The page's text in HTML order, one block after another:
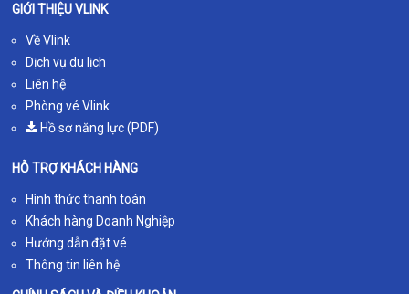
GIỚI THIỆU VLINK
Về Vlink
Dịch vụ du lịch
Liên hệ
Phòng vé Vlink
Hồ sơ năng lực (PDF)
HỖ TRỢ KHÁCH HÀNG
Hình thức thanh toán
Khách hàng Doanh Nghiệp
Hướng dẫn đặt vé
Thông tin liên hệ